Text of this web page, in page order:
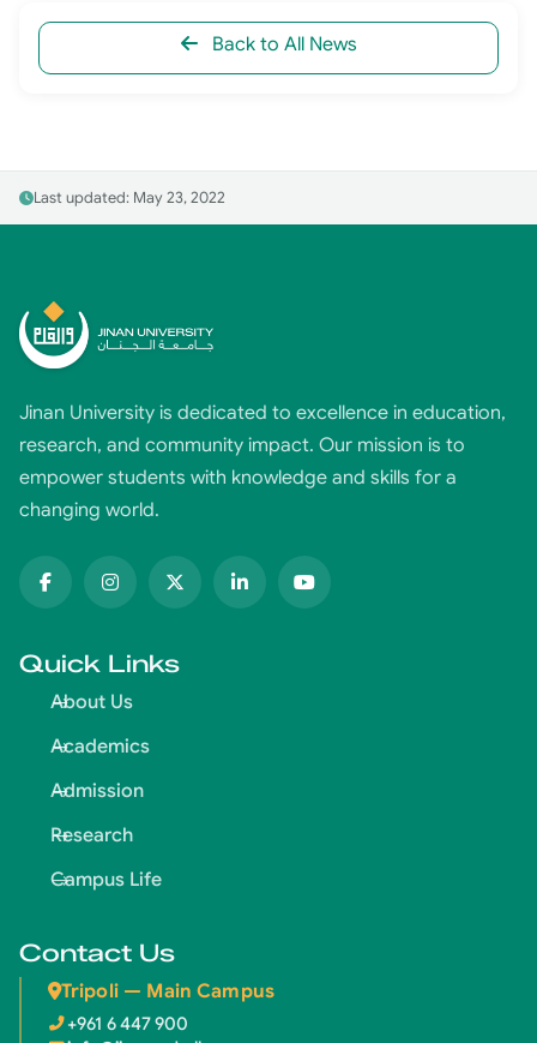
Back to All News
Last updated: May 23, 2022
Jinan University is dedicated to excellence in education,
research, and community impact. Our mission is to
empower students with knowledge and skills for a
changing world.
Quick Links
About Us
Academics
Admission
Research
Campus Life
Contact Us
Tripoli — Main Campus
+961 6 447 900